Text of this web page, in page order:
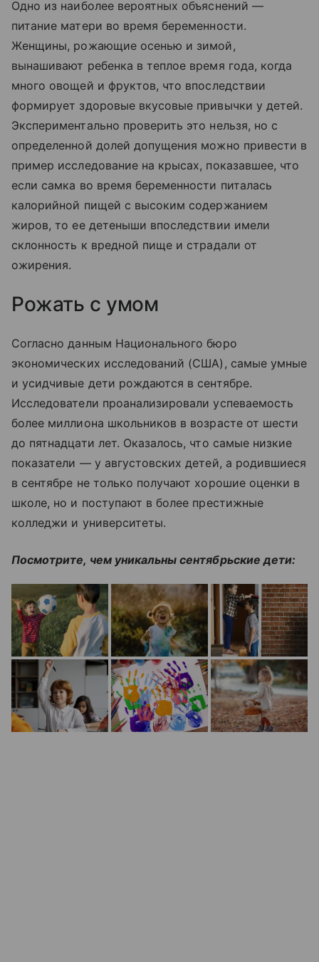
Одно из наиболее вероятных объяснений —
питание матери во время беременности.
Женщины, рожающие осенью и зимой,
вынашивают ребенка в теплое время года, когда
много овощей и фруктов, что впоследствии
формирует здоровые вкусовые привычки у детей.
Экспериментально проверить это нельзя, но с
определенной долей допущения можно привести в
пример исследование на крысах, показавшее, что
если самка во время беременности питалась
калорийной пищей с высоким содержанием
жиров, то ее детеныши впоследствии имели
склонность к вредной пище и страдали от
ожирения.
Рожать с умом
Согласно данным Национального бюро
экономических исследований (США), самые умные
и усидчивые дети рождаются в сентябре.
Исследователи проанализировали успеваемость
более миллиона школьников в возрасте от шести
до пятнадцати лет. Оказалось, что самые низкие
показатели — у августовских детей, а родившиеся
в сентябре не только получают хорошие оценки в
школе, но и поступают в более престижные
колледжи и университеты.
Посмотрите, чем уникальны сентябрьские дети: